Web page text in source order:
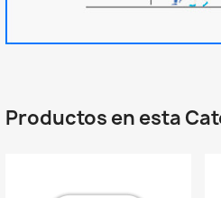
Productos en esta